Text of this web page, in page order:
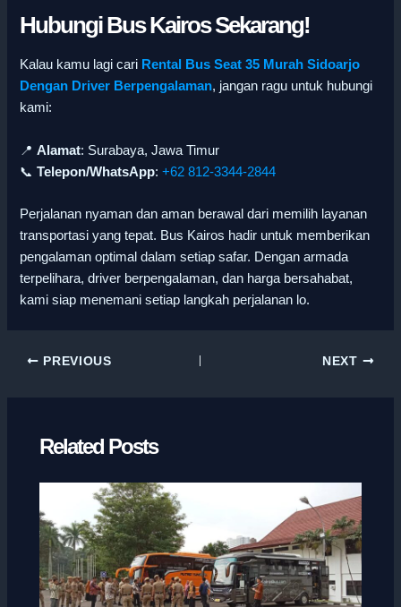
Hubungi Bus Kairos Sekarang!
Kalau kamu lagi cari Rental Bus Seat 35 Murah Sidoarjo
Dengan Driver Berpengalaman, jangan ragu untuk hubungi
kami:
📍Alamat: Surabaya, Jawa Timur
📞Telepon/WhatsApp:+62 812-3344-2844
Perjalanan nyaman dan aman berawal dari memilih layanan
transportasi yang tepat. Bus Kairos hadir untuk memberikan
pengalaman optimal dalam setiap safar. Dengan armada
terpelihara, driver berpengalaman, dan harga bersahabat,
kami siap menemani setiap langkah perjalanan lo.
PREVIOUS NEXT
Related Posts